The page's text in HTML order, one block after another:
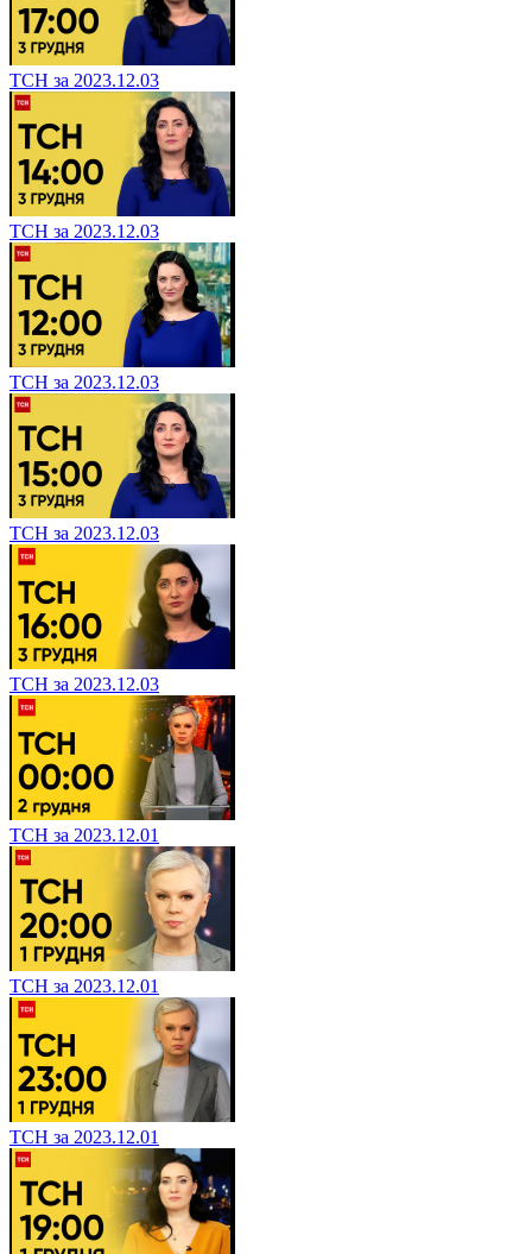
ТСН за 2023.12.03
ТСН за 2023.12.03
ТСН за 2023.12.03
ТСН за 2023.12.03
ТСН за 2023.12.03
ТСН за 2023.12.01
ТСН за 2023.12.01
ТСН за 2023.12.01